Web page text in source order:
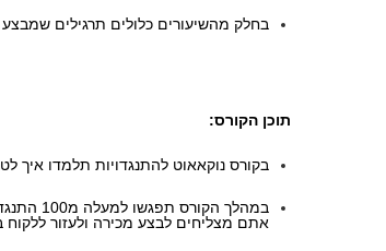
בחלק מהשיעורים כלולים תרגילים
תוכן הקורס:
בקורס נוקאאוט להתנגדויות תלמדו איך
אתם מצליחים לבצע מכירה ולעזור